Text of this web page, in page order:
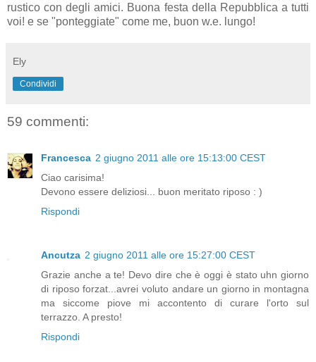
rustico con degli amici. Buona festa della Repubblica a tutti
voi! e se "ponteggiate" come me, buon w.e. lungo!
Ely
Condividi
59 commenti:
Francesca 2 giugno 2011 alle ore 15:13:00 CEST
Ciao carisima!
Devono essere deliziosi... buon meritato riposo : )
Rispondi
Ancutza 2 giugno 2011 alle ore 15:27:00 CEST
Grazie anche a te! Devo dire che è oggi è stato uhn giorno
di riposo forzat...avrei voluto andare un giorno in montagna
ma siccome piove mi accontento di curare l'orto sul
terrazzo. A presto!
Rispondi